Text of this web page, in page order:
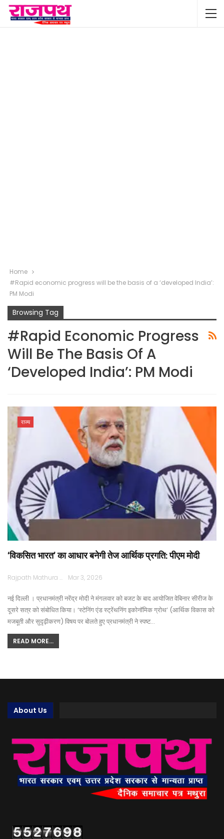
Home
#Rapid economic progress will be the basis of a ‘developed India’:
PM Modi
Browsing Tag
#Rapid Economic Progress
Will Be The Basis Of A
‘developed India’: PM Modi
राज्य
‘विकसित भारत’ का आधार बनेगी तेज आर्थिक प्रगति: पीएम मोदी
Rajpath Mathura Mar 3, 2026
नई दिल्ली । प्रधानमंत्री नरेंद्र मोदी ने मंगलवार को बजट के बाद आयोजित वेबिनार सीरीज के
दूसरे सत्र को संबोधित किया। ‘स्टेनिंग एंड स्ट्रेंथनिंग इकोनॉमिक ग्रोथ’ (आर्थिक विकास को
मजबूती और सुदृढ़ीकरण) विषय पर बोलते हुए प्रधानमंत्री ने स्पष्ट…
READ MORE...
About Us